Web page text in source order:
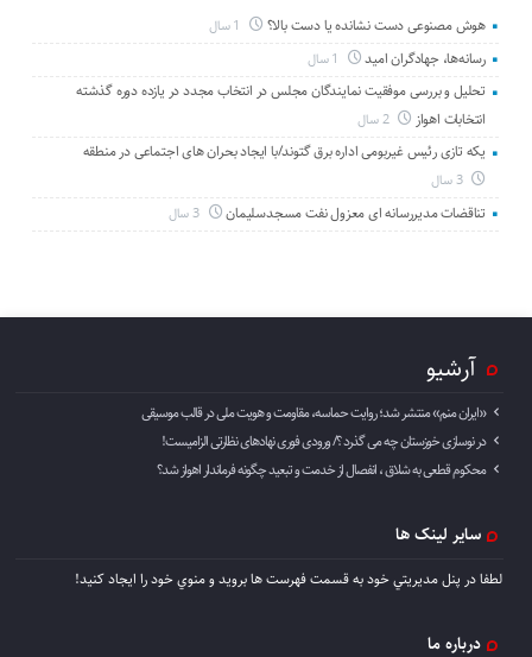
هوش مصنوعی دست نشانده یا دست بالا؟
رسانه‌ها، جهادگران امید
تحلیل و بررسی موفقیت نمایندگان مجلس در انتخاب مجدد در یازده دوره گذشته
انتخابات اهواز
2 سال
یکه تازی رئیس غیربومی اداره برق گتوند/با ایجاد بحران های اجتماعی در منطقه
3 سال
تناقضات مدیررسانه ای معزول نفت مسجدسلیمان 3 سال
آرشیو
«ایران منم» منتشر شد؛ روایت حماسه، مقاومت و هویت ملی در قالب موسیقی
در نوسازی خوزستان چه می گذرد ؟/ ورودی فوری نهادهای نظارتی الزامیست!
محکوم قطعی به شلاق ، انفصال از خدمت و تبعید چگونه فرماندار اهواز شد؟
سایر لینک ها
لطفا در پنل مديريتي خود به قسمت فهرست ها برويد و منوي خود را ايجاد كنيد!
درباره ما